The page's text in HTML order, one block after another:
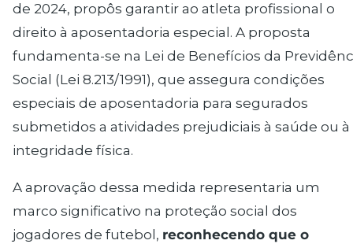
de 2024, propôs garantir ao atleta profissional o
direito à aposentadoria especial . A proposta
fundamenta-se na Lei de Benefícios da
Social (Lei 8.213/1991), que assegura condições
especiais de aposentadoria para segurados
submetidos a atividades prejudiciais à saúde ou à
integridade física.
A aprovação dessa medida representaria um
marco significativo na proteção social dos
jogadores de futebol, reconhecendo que o